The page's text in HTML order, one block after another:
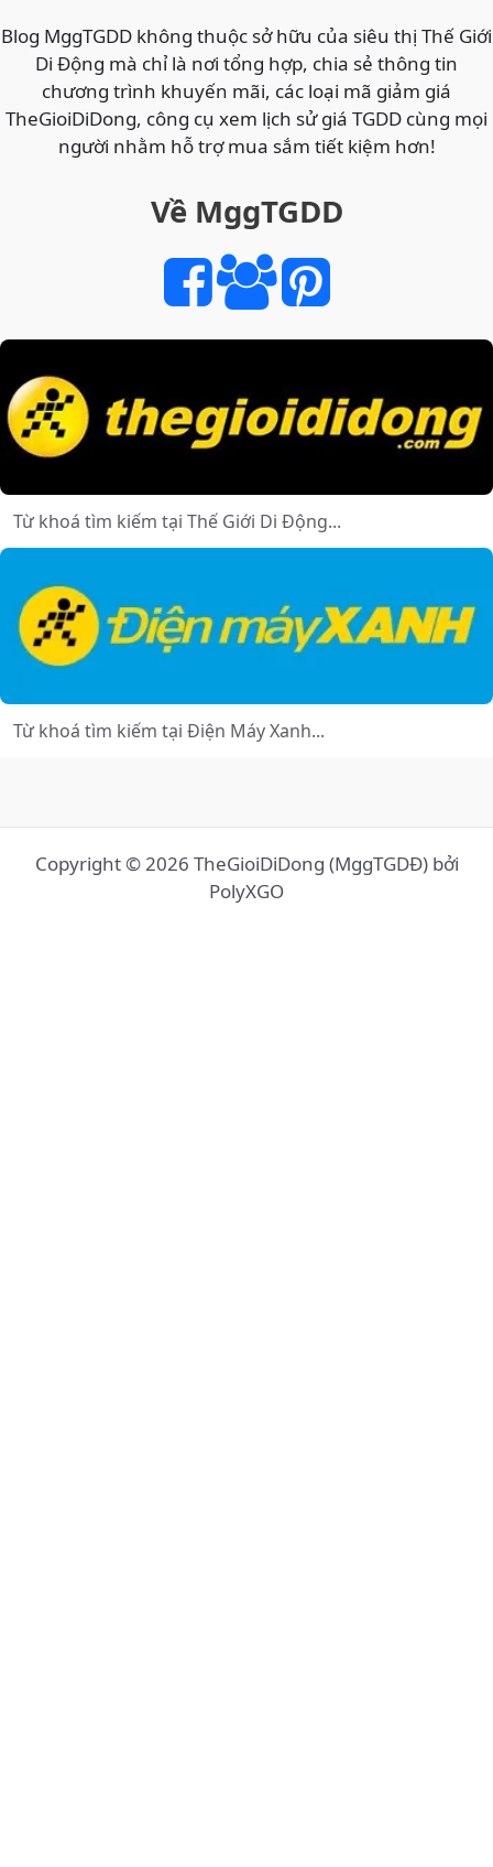
Blog MggTGDD không thuộc sở hữu của siêu thị Thế Giới
Di Động mà chỉ là nơi tổng hợp, chia sẻ thông tin
chương trình khuyến mãi, các loại mã giảm giá
TheGioiDiDong, công cụ xem lịch sử giá TGDD cùng mọi
người nhằm hỗ trợ mua sắm tiết kiệm hơn!
Về MggTGDD
Copyright © 2026 TheGioiDiDong (MggTGDĐ) bởi
PolyXGO